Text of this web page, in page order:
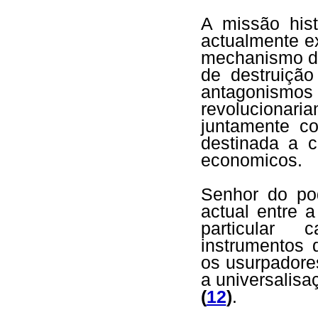
A missão
actualmente
mechanismo
de
juntamente
destinada a
economicos.
Senhor do
actual entre
particular
instrumentos
os
a
(12).